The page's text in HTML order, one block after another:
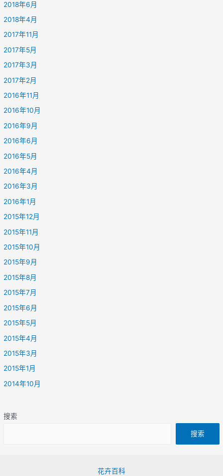
2018年6月
2018年4月
2017年11月
2017年5月
2017年3月
2017年2月
2016年11月
2016年10月
2016年9月
2016年6月
2016年5月
2016年4月
2016年3月
2016年1月
2015年12月
2015年11月
2015年10月
2015年9月
2015年8月
2015年7月
2015年6月
2015年5月
2015年4月
2015年3月
2015年1月
2014年10月
搜索
搜索
花卉百科